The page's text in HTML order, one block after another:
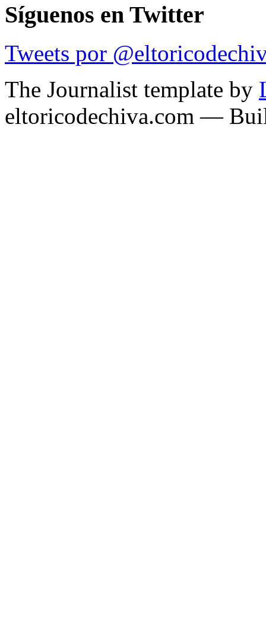
Síguenos en Twitter
Tweets por
The Journalist template by
eltoricodechiva.com —